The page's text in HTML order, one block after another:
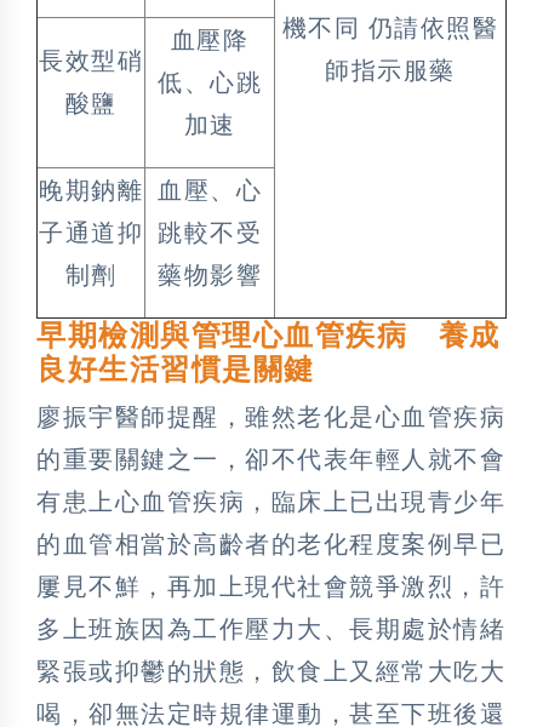
機不同 仍請依照醫
師指示服藥
長效型硝
酸鹽
血壓降
低、心跳
加速
晚期鈉離
子通道抑
制劑
血壓、心
跳較不受
藥物影響
早期檢測與管理心血管疾病 養成
良好生活習慣是關鍵
廖振宇醫師提醒，雖然老化是心血管疾病
的重要關鍵之一，卻不代表年輕人就不會
有患上心血管疾病，臨床上已出現青少年
的血管相當於高齡者的老化程度案例早已
屢見不鮮，再加上現代社會競爭激烈，許
多上班族因為工作壓力大、長期處於情緒
緊張或抑鬱的狀態，飲食上又經常大吃大
喝，卻無法定時規律運動，甚至下班後還